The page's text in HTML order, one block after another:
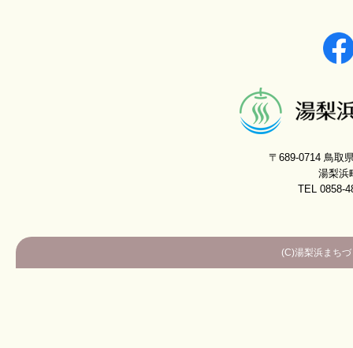
〒689-0714 鳥取
湯梨浜
TEL 0858-
(C)湯梨浜まち